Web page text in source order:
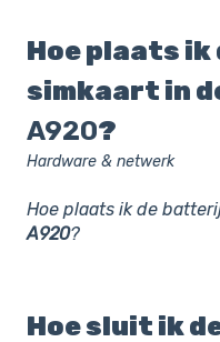
Hoe plaats
simkaart in
A920?
Hardware & netwerk
Hoe plaats ik de
A920?
Hoe sluit ik